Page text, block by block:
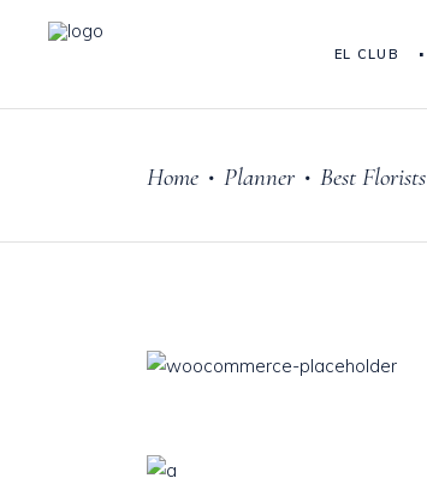
EL CLUB
Home • Planner • Best Florists